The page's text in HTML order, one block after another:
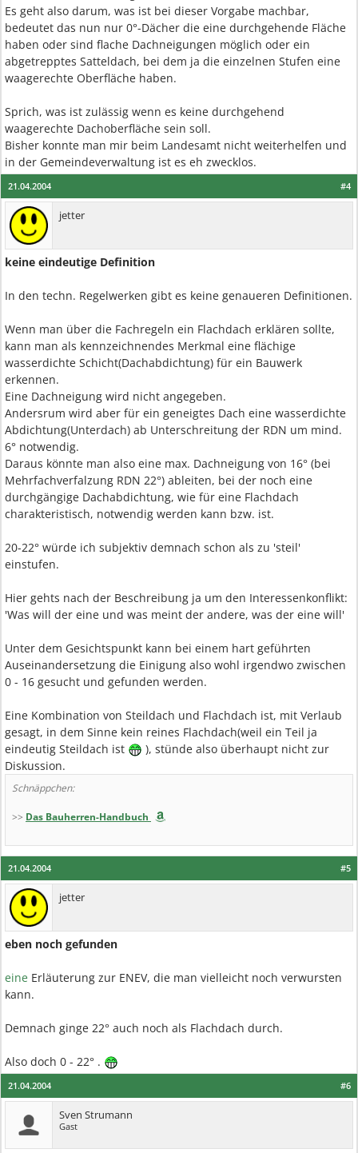
Es geht also darum, was ist bei dieser Vorgabe machbar,
bedeutet das nun nur 0°-Dächer die eine durchgehende Fläche
haben oder sind flache Dachneigungen möglich oder ein
abgetrepptes Satteldach, bei dem ja die einzelnen Stufen eine
waagerechte Oberfläche haben.
Sprich, was ist zulässig wenn es keine durchgehend
waagerechte Dachoberfläche sein soll.
Bisher konnte man mir beim Landesamt nicht weiterhelfen und
in der Gemeindeverwaltung ist es eh zwecklos.
#4
21.04.2004
jetter
keine eindeutige Definition
In den techn. Regelwerken gibt es keine genaueren Definitionen.
Wenn man über die Fachregeln ein Flachdach erklären sollte,
kann man als kennzeichnendes Merkmal eine flächige
wasserdichte Schicht(Dachabdichtung) für ein Bauwerk
erkennen.
Eine Dachneigung wird nicht angegeben.
Andersrum wird aber für ein geneigtes Dach eine wasserdichte
Abdichtung(Unterdach) ab Unterschreitung der RDN um mind.
6° notwendig.
Daraus könnte man also eine max. Dachneigung von 16° (bei
Mehrfachverfalzung RDN 22°) ableiten, bei der noch eine
durchgängige Dachabdichtung, wie für eine Flachdach
charakteristisch, notwendig werden kann bzw. ist.
20-22° würde ich subjektiv demnach schon als zu 'steil'
einstufen.
Hier gehts nach der Beschreibung ja um den Interessenkonflikt:
'Was will der eine und was meint der andere, was der eine will'
Unter dem Gesichtspunkt kann bei einem hart geführten
Auseinandersetzung die Einigung also wohl irgendwo zwischen
0 - 16 gesucht und gefunden werden.
Eine Kombination von Steildach und Flachdach ist, mit Verlaub
gesagt, in dem Sinne kein reines Flachdach(weil ein Teil ja
eindeutig Steildach ist
), stünde also überhaupt nicht zur
Diskussion.
Schnäppchen:
>> Das Bauherren-Handbuch
#5
21.04.2004
jetter
eben noch gefunden
eine Erläuterung zur ENEV, die man vielleicht noch verwursten
kann.
Demnach ginge 22° auch noch als Flachdach durch.
Also doch 0 - 22° .
#6
21.04.2004
Sven Strumann
Gast